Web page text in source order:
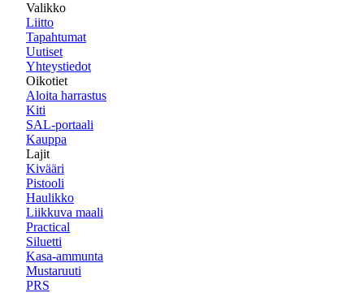
Valikko
Liitto
Tapahtumat
Uutiset
Yhteystiedot
Oikotiet
Aloita harrastus
Kiti
SAL-portaali
Kauppa
Lajit
Kivääri
Pistooli
Haulikko
Liikkuva maali
Practical
Siluetti
Kasa-ammunta
Mustaruuti
PRS